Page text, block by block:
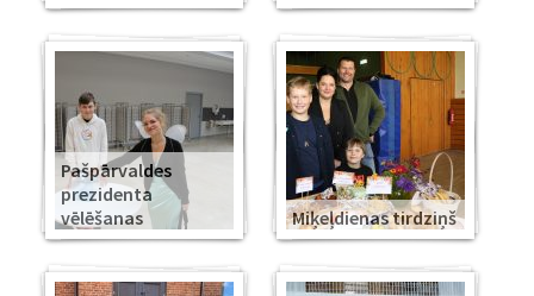
Pašpārvaldes
prezidenta
vēlēšanas
Miķeļdienas tirdziņš